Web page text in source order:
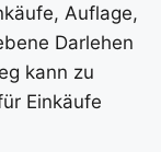
Auflage,
Darlehen
kann zu
Einkäufe